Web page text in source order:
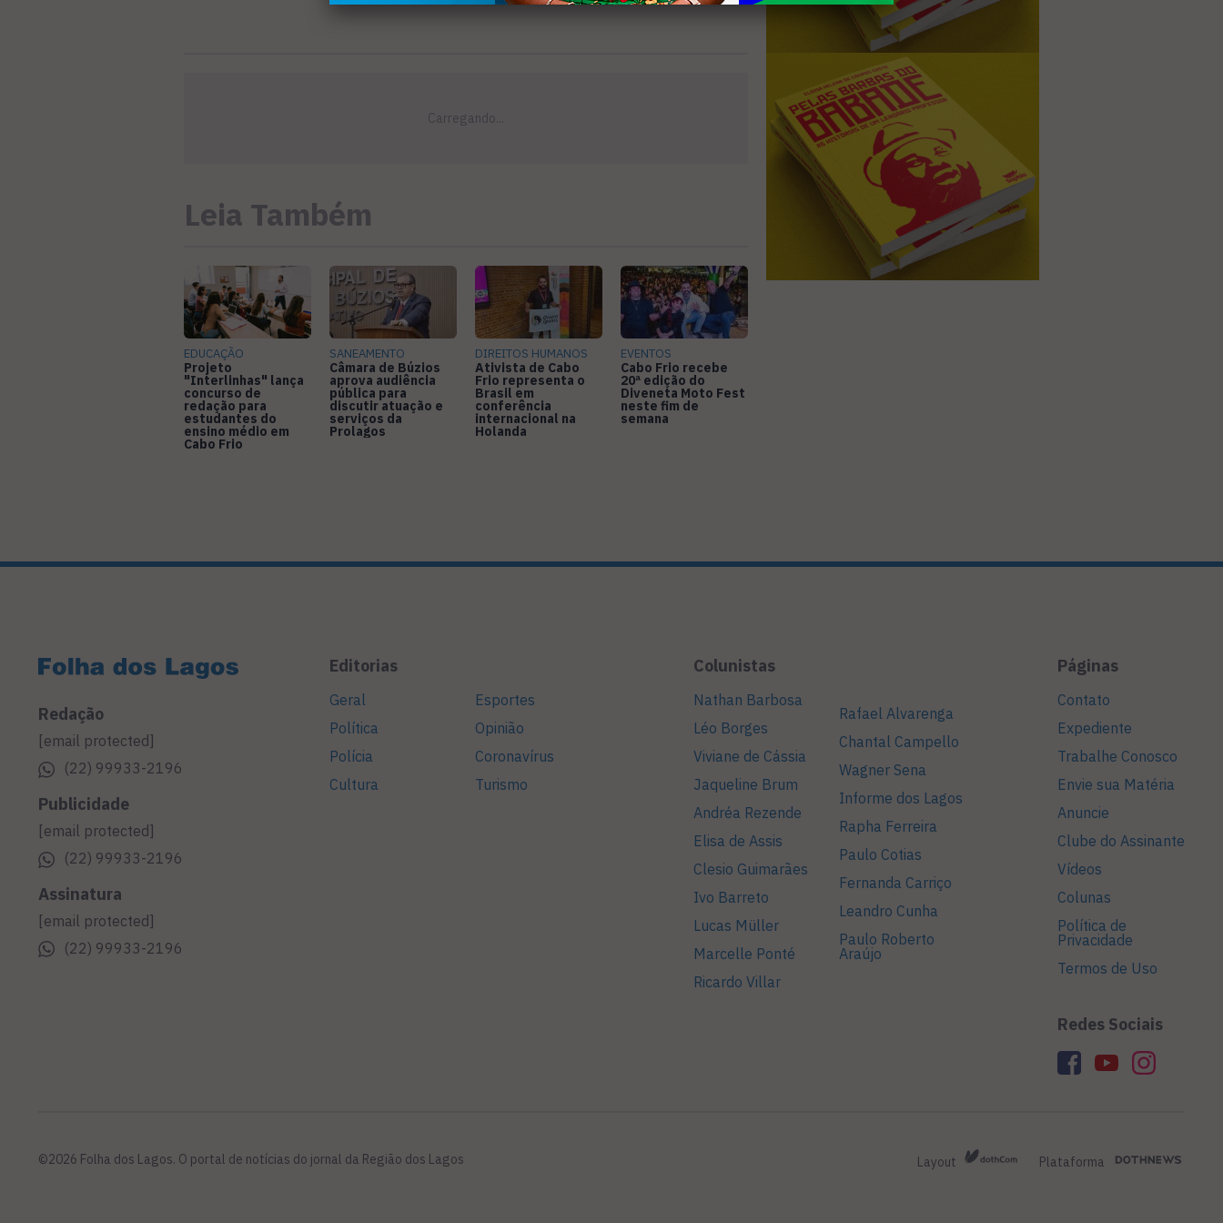
Leia Também
EDUCAÇÃO
Projeto
"Interlinhas" lança
concurso de
redação para
estudantes do
ensino médio em
Cabo Frio
SANEAMENTO
Câmara de Búzios
aprova audiência
pública para
discutir atuação e
serviços da
Prolagos
DIREITOS HUMANOS
Ativista de Cabo
Frio representa o
Brasil em
conferência
internacional na
Holanda
EVENTOS
Cabo Frio recebe
20ª edição do
Diveneta Moto Fest
neste fim de
semana
Redação
[email protected]
(22) 99933-2196
Publicidade
[email protected]
(22) 99933-2196
Assinatura
[email protected]
(22) 99933-2196
Editorias
Geral
Política
Polícia
Cultura
Esportes
Opinião
Coronavírus
Turismo
Colunistas
Nathan Barbosa
Léo Borges
Viviane de Cássia
Jaqueline Brum
Andréa Rezende
Elisa de Assis
Clesio Guimarães
Ivo Barreto
Lucas Müller
Marcelle Ponté
Ricardo Villar
Rafael Alvarenga
Chantal Campello
Wagner Sena
Informe dos Lagos
Rapha Ferreira
Paulo Cotias
Fernanda Carriço
Leandro Cunha
Paulo Roberto
Araújo
Páginas
Contato
Expediente
Trabalhe Conosco
Envie sua Matéria
Anuncie
Clube do Assinante
Vídeos
Colunas
Política de
Privacidade
Termos de Uso
Redes Sociais
©2026 Folha dos Lagos. O portal de notícias do jornal da Região dos Lagos Layout Plataforma